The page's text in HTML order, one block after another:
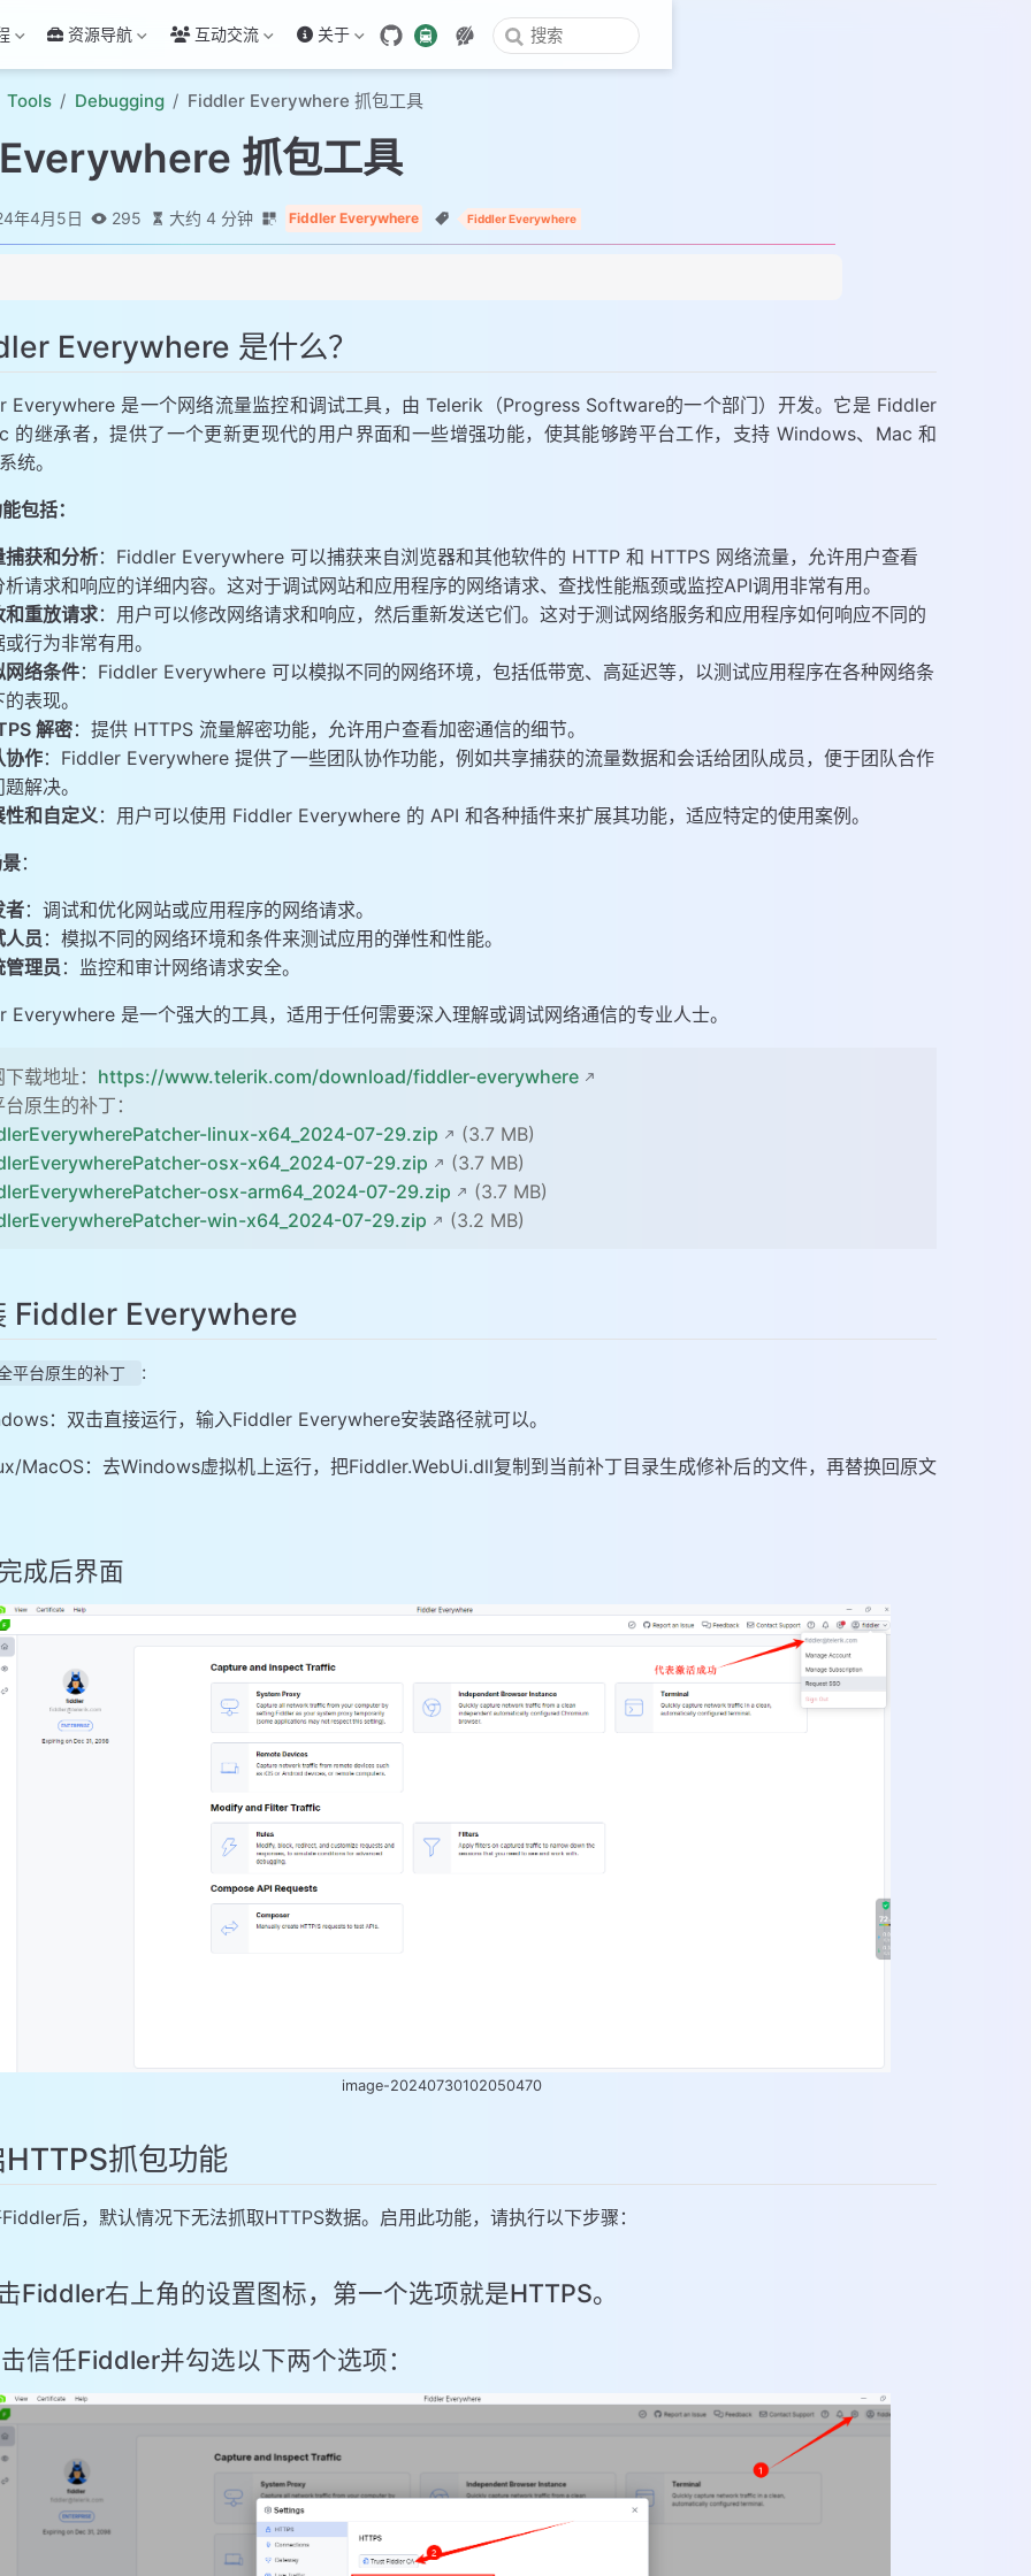
资源导航 互动交流 关于
Tools Debugging Fiddler Everywhere 抓包工具
抓包工具
年4月5日 295 大约 4 分钟 Fiddler Everywhere Fiddler Everywhere
能
的设置图标，第一个选项就是HTTPS。
勾选以下两个选项：
数据
Everywhere 是什么？
Everywhere 是一个网络流量监控和调试工具，由 Telerik（Progress Software的一个部门）开发。它是 Fiddler
的继承者，提供了一个更新更现代的用户界面和一些增强功能，使其能够跨平台工作，支持 Windows、Mac 和
统。
包括：
捕获和分析：Fiddler Everywhere 可以捕获来自浏览器和其他软件的 HTTP 和 HTTPS 网络流量，允许用户查看
析请求和响应的详细内容。这对于调试网站和应用程序的网络请求、查找性能瓶颈或监控API调用非常有用。
和重放请求：用户可以修改网络请求和响应，然后重新发送它们。这对于测试网络服务和应用程序如何响应不同的
行为非常有用。
网络条件：Fiddler Everywhere 可以模拟不同的网络环境，包括低带宽、高延迟等，以测试应用程序在各种网络条
表现。
解密：提供 HTTPS 流量解密功能，允许用户查看加密通信的细节。
协作：Fiddler Everywhere 提供了一些团队协作功能，例如共享捕获的流量数据和会话给团队成员，便于团队合作
解决。
性和自定义 ：用户可以使用 Fiddler Everywhere 的 API 和各种插件来扩展其功能，适应特定的使用案例。
：
者：调试和优化网站或应用程序的网络请求。
人员 ：模拟不同的网络环境和条件来测试应用的弹性和性能。
管理员 ：监控和审计网络请求安全。
Everywhere 是一个强大的工具，适用于任何需要深入理解或调试网络通信的专业人士。
载地址： https://www.telerik.com/download/fiddler-everywhere
原生的补丁：
linux-x64_2024-07-29.zip
(3.7 MB)
osx-x64_2024-07-29.zip
(3.7 MB)
osx-arm64_2024-07-29.zip
(3.7 MB)
win-x64_2024-07-29.zip
(3.2 MB)
Fiddler Everywhere
平台原生的补丁 :
：双击直接运行，输入Fiddler Everywhere安装路径就可以。
MacOS：去Windows虚拟机上运行，把Fiddler.WebUi.dll复制到当前补丁目录生成修补后的文件，再替换回原文
成后界面
image-20240730102050470
抓包功能
后，默认情况下无法抓取HTTPS数据。启用此功能，请执行以下步骤：
Fiddler右上角的设置图标，第一个选项就是HTTPS。
信任Fiddler并勾选以下两个选项：